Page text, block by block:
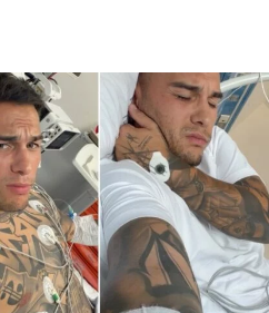
una volta terminato il
che ha provato. «È la
è stato vero», ha
i sostenitori
in un ritorno di coppia.
diventato «tossico»
totale che aveva
il rapporto. I due